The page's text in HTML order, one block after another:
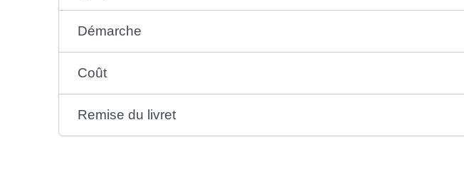
Démarche
Coût
Remise du livret